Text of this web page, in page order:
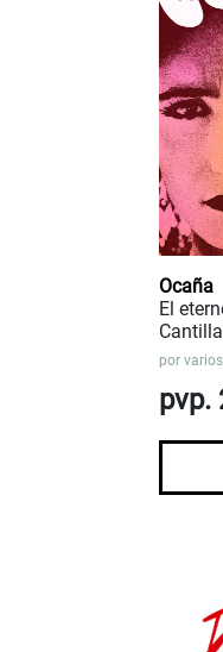
Ocaña
El
por
pvp.